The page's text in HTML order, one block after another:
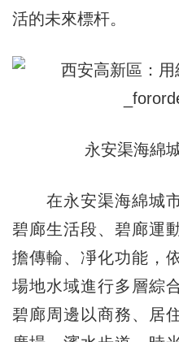
活的未來標杆。
永安渠海綿城
在永安渠海綿城市
碧廊生活段、碧廊運
擔傳輸、凈化功能，
場地水域進行多層綜
碧廊周邊以商務、居